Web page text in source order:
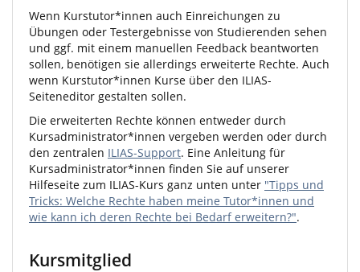
Wenn Kurstutor*innen auch Einreichungen zu
Übungen oder Testergebnisse von Studierenden sehen
und ggf. mit einem manuellen Feedback beantworten
sollen, benötigen sie allerdings erweiterte Rechte. Auch
wenn Kurstutor*innen Kurse über den ILIAS-
Seiteneditor gestalten sollen.
Die erweiterten Rechte können entweder durch
Kursadministrator*innen vergeben werden oder durch
den zentralen ILIAS-Support. Eine Anleitung für
Kursadministrator*innen finden Sie auf unserer
Hilfeseite zum ILIAS-Kurs ganz unten unter "Tipps und
Tricks: Welche Rechte haben meine Tutor*innen und
wie kann ich deren Rechte bei Bedarf erweitern?".
Kursmitglied